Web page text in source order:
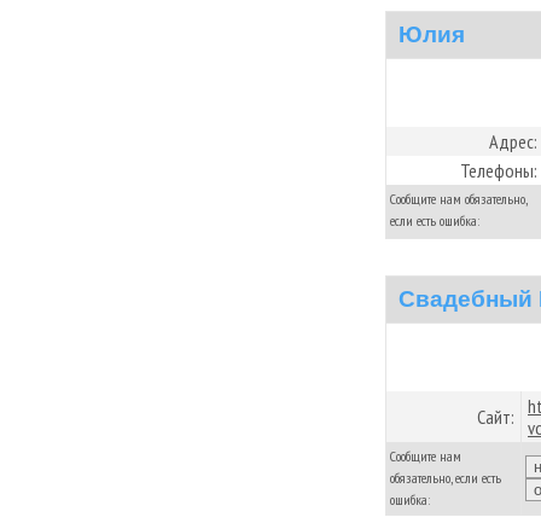
Юлия
Адрес:
Телефоны:
Сообщите нам обязательно,
если есть ошибка:
Свадебный
Сайт:
Сообщите нам
обязательно, если есть
ошибка: